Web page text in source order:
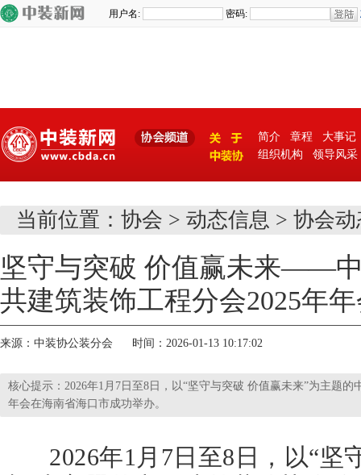
中装协
简介 章程
大事记
组织机构
领导风采
当前位置： 协会 > 动态信息 > 协会动
坚守与突破 价值赢未来——
共建筑装饰工程分会2025年
来源：中装协公装分会 时间：2026-01-13 10:17:02
核心提示：2026年1月7日至8日，以“坚守与突破 价值赢未来”为主题
年会在海南省海口市成功举办。
2026年1月7日至8日，以“坚